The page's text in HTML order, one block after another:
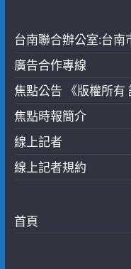
台南聯合辦公室:台
廣告合作專線
焦點公告 《版權所有
焦點時報簡介
線上記者
線上記者規約
首頁